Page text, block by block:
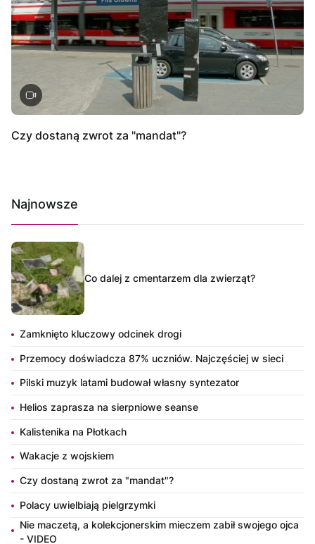
Czy dostaną zwrot za "mandat"?
Najnowsze
Co dalej z cmentarzem dla zwierząt?
Zamknięto kluczowy odcinek drogi
Przemocy doświadcza 87% uczniów. Najczęściej w sieci
Pilski muzyk latami budował własny syntezator
Helios zaprasza na sierpniowe seanse
Kalistenika na Płotkach
Wakacje z wojskiem
Czy dostaną zwrot za "mandat"?
Polacy uwielbiają pielgrzymki
Nie maczetą, a kolekcjonerskim mieczem zabił swojego ojca
- VIDEO